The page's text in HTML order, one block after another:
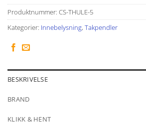
Produktnummer: CS-THULE-5
Kategorier: Innebelysning, Takpendler
BESKRIVELSE
BRAND
KLIKK & HENT